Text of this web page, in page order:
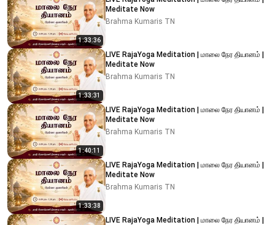
1:33:36
Meditate Now
Brahma Kumaris TN
1:33:31
LIVE RajaYoga Meditation | மாலை நேர தியானம் |
Meditate Now
Brahma Kumaris TN
1:40:11
LIVE RajaYoga Meditation | மாலை நேர தியானம் |
Meditate Now
Brahma Kumaris TN
1:33:38
LIVE RajaYoga Meditation | மாலை நேர தியானம் |
Meditate Now
Brahma Kumaris TN
LIVE RajaYoga Meditation | மாலை நேர தியானம் |